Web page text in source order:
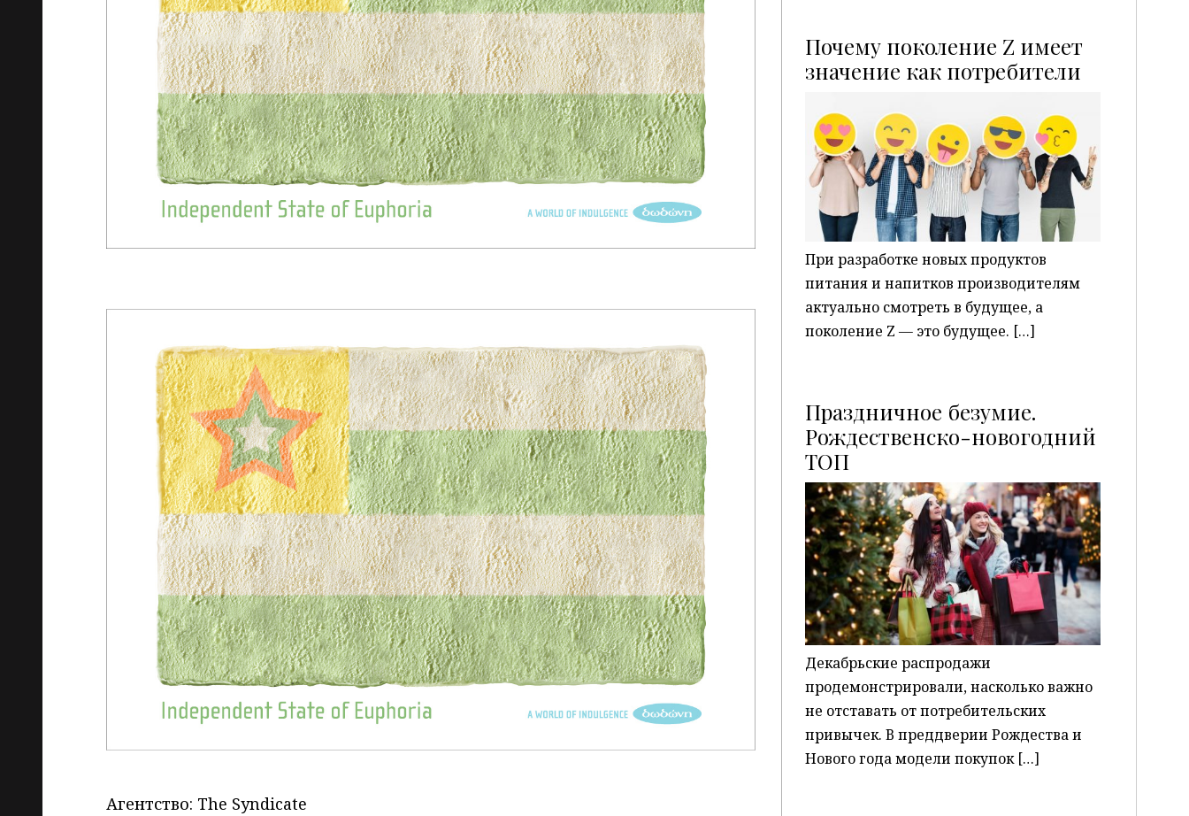
Агентство: The Syndicate
Почему поколение Z имеет
значение как потребители
P
При разработке новых продуктов
питания и напитков производителям
актуально смотреть в будущее, а
поколение Z — это будущее. […]
Праздничное безумие.
Рождественско-новогодний
ТОП
P
Декабрьские распродажи
продемонстрировали, насколько важно
не отставать от потребительских
привычек. В преддверии Рождества и
Нового года модели покупок […]